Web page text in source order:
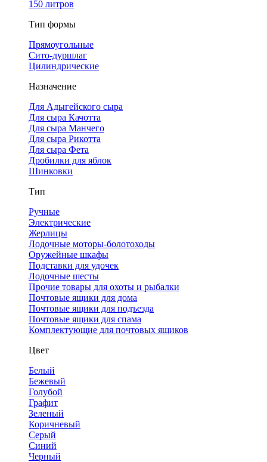
150 литров
Тип формы
Прямоугольные
Сито-дуршлаг
Цилиндрические
Назначение
Для Адыгейского сыра
Для сыра Качотта
Для сыра Манчего
Для сыра Рикотта
Для сыра Фета
Дробилки для яблок
Шинковки
Тип
Ручные
Электрические
Жерлицы
Лодочные моторы-болотоходы
Оружейные шкафы
Подставки для удочек
Лодочные шесты
Прочие товары для охоты и рыбалки
Почтовые ящики для дома
Почтовые ящики для подъезда
Почтовые ящики для спама
Комплектующие для почтовых ящиков
Цвет
Белый
Бежевый
Голубой
Графит
Зеленый
Коричневый
Серый
Синий
Черный